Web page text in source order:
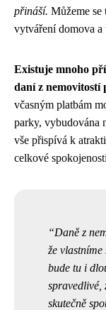
přináší. Můžeme se
vytváření domova a
Existuje mnoho
daní z nemovitostí
včasným platbám
parky, vybudována
vše přispívá k
celkové
Daně z
že
bude tu i
spravedlivé,
skutečně